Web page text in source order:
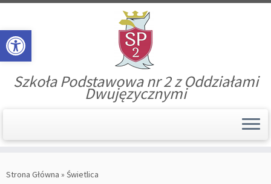
Open toolbar
to
Szkoła Podstawowa nr 2 z Oddziałami
Dwujęzycznymi
Strona Główna » Świetlica